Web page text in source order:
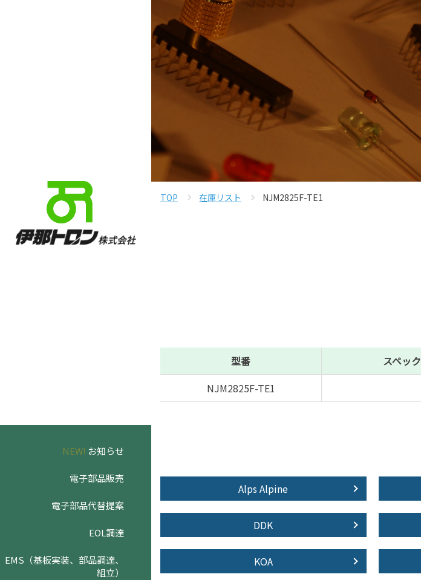
NEW! お知らせ
電子部品販売
電子部品代替提案
EOL調達
EMS（基板実装、部品調達、
組立）
TOP 在庫リスト NJM2825F-TE1
型番 スペック
NJM2825F-TE1
Alps Alpine
DDK
KOA